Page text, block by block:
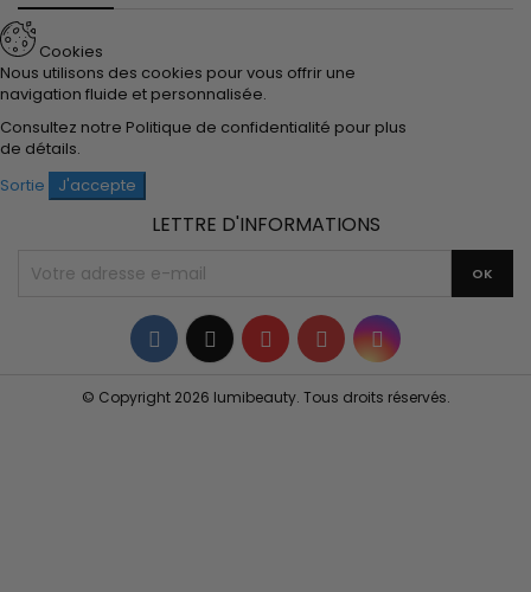
Cookies
Nous utilisons des cookies pour vous offrir une
navigation fluide et personnalisée.
Consultez notre Politique de confidentialité pour plus
de détails.
Sortie
J'accepte
LETTRE D'INFORMATIONS
Facebook
TwitterYouTubePinterestInstagram
© Copyright 2026 lumibeauty. Tous droits réservés.